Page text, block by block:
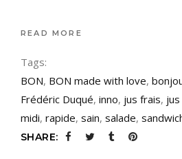
READ MORE
Tags:
BON, BON made with love,
Frédéric Duqué, inno, jus frais,
midi, rapide, sain, salade,
SHARE: